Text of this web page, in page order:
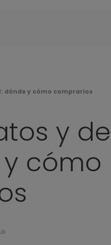
dónde y cómo comprarlos
y de
cómo